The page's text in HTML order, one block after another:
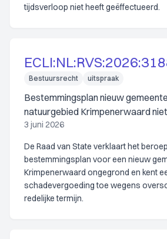
tijdsverloop niet heeft geëffectueerd.
Bestuursrecht uitspraak
Bestemmingsplan nieuw
natuurgebied Krimpenerwaard
3 juni 2026
De Raad van State verklaart het
bestemmingsplan voor een nieuw
Krimpenerwaard ongegrond en kent
schadevergoeding toe wegens
redelijke termijn.